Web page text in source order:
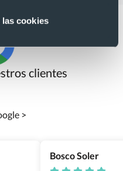
las cookies
clientes
>
Bosco Soler